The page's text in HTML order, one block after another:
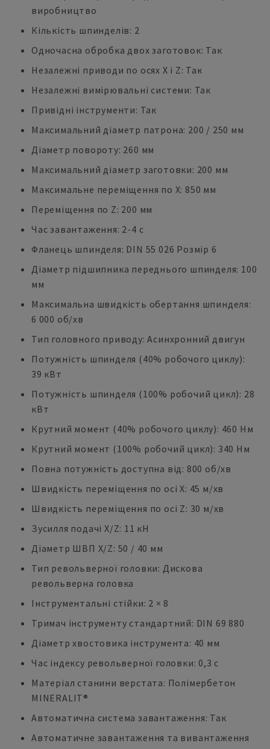
виробництво
Кількість шпинделів: 2
Одночасна обробка двох заготовок: Так
Незалежні приводи по осях X і Z: Так
Незалежні вимірювальні системи: Так
Привідні інструменти: Так
Максимальний діаметр патрона: 200 / 250 мм
Діаметр повороту: 260 мм
Максимальний діаметр заготовки: 200 мм
Максимальне переміщення по X: 850 мм
Переміщення по Z: 200 мм
Час завантаження: 2-4 с
Фланець шпинделя: DIN 55 026 Розмір 6
Діаметр підшипника переднього шпинделя: 100
мм
Максимальна швидкість обертання шпинделя:
6 000 об/хв
Тип головного приводу: Асинхронний двигун
Потужність шпинделя (40% робочого циклу):
39 кВт
Потужність шпинделя (100% робочий цикл): 28
кВт
Крутний момент (40% робочого циклу): 460 Нм
Крутний момент (100% робочий цикл): 340 Нм
Повна потужність доступна від: 800 об/хв
Швидкість переміщення по осі X: 45 м/хв
Швидкість переміщення по осі Z: 30 м/хв
Зусилля подачі X/Z: 11 кН
Діаметр ШВП X/Z: 50 / 40 мм
Тип револьверної головки: Дискова
револьверна головка
Інструментальні стійки: 2 × 8
Тримач інструменту стандартний: DIN 69 880
Діаметр хвостовика інструмента: 40 мм
Час індексу револьверної головки: 0,3 с
Матеріал станини верстата: Полімербетон
MINERALIT®
Автоматична система завантаження: Так
Автоматичне завантаження та вивантаження